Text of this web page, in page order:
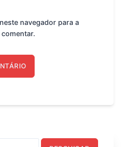
navegador para a